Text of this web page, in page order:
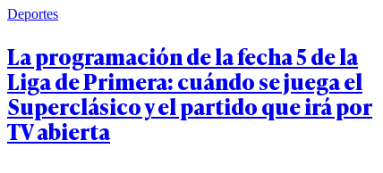
Deportes
La programación de la fecha 5 de la
Liga de Primera: cuándo se juega el
Superclásico y el partido que irá por
TV abierta